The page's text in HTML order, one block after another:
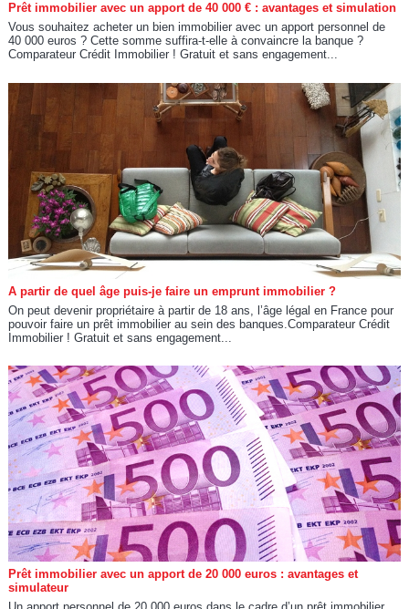
Prêt immobilier avec un apport de 40 000 € : avantages et simulation
Vous souhaitez acheter un bien immobilier avec un apport personnel de
40 000 euros ? Cette somme suffira-t-elle à convaincre la banque ?
Comparateur Crédit Immobilier ! Gratuit et sans engagement...
A partir de quel âge puis-je faire un emprunt immobilier ?
On peut devenir propriétaire à partir de 18 ans, l’âge légal en France pour
pouvoir faire un prêt immobilier au sein des banques.Comparateur Crédit
Immobilier ! Gratuit et sans engagement...
Prêt immobilier avec un apport de 20 000 euros : avantages et
simulateur